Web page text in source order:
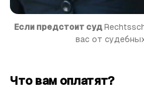
Если предстоит суд
вас от
Что вам оплатят?